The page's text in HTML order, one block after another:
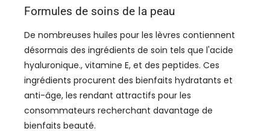
Formules de soins de la peau
De nombreuses huiles pour les lèvres contiennent
désormais des ingrédients de soin tels que l'acide
hyaluronique., vitamine E, et des peptides. Ces
ingrédients procurent des bienfaits hydratants et
anti-âge, les rendant attractifs pour les
consommateurs recherchant davantage de
bienfaits beauté.